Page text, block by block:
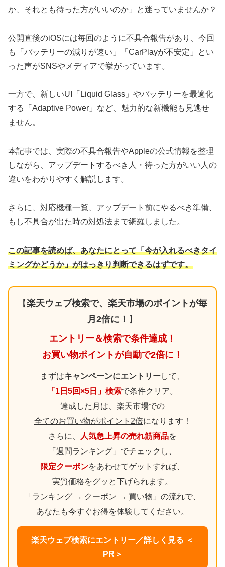
か、それとも待った方がいいのか」と迷っていませんか？
公開直後のiOSには毎回のように不具合報告があり、今回
も「バッテリーの減りが速い」「CarPlayが不安定」とい
った声がSNSやメディアで挙がっています。
一方で、新しいUI「Liquid Glass」やバッテリーを最適化
する「Adaptive Power」など、魅力的な新機能も見逃せ
ません。
本記事では、実際の不具合報告やAppleの公式情報を整理
しながら、アップデートするべき人・待った方がいい人の
違いをわかりやすく解説します。
さらに、対応機種一覧、アップデート前にやるべき準備、
もし不具合が出た時の対処法まで網羅しました。
この記事を読めば、あなたにとって「今が入れるべきタイ
ミングかどうか」がはっきり判断できるはずです。
【楽天ウェブ検索で、楽天市場のポイントが毎
月2倍に！ 】
エントリー＆検索で条件達成！
お買い物ポイントが自動で2倍に！
まずはキャンペーンにエントリーして、
「1日5回×5日」検索で条件クリア。
達成した月は、楽天市場での
全てのお買い物がポイント2倍になります！
さらに、
人気急上昇の売れ筋商品を
「週間ランキング」でチェックし、
限定クーポンをあわせてゲットすれば、
実質価格をグッと下げられます。
「ランキング → クーポン → 買い物」の流れで、
あなたも今すぐお得を体験してください。
楽天ウェブ検索にエントリー／詳しく見る ＜
PR＞